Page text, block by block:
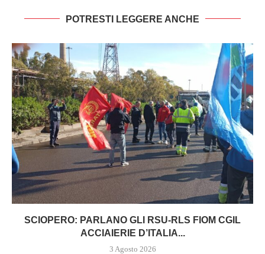
POTRESTI LEGGERE ANCHE
SCIOPERO: PARLANO GLI RSU-RLS FIOM CGIL
ACCIAIERIE D’ITALIA...
3 Agosto 2026